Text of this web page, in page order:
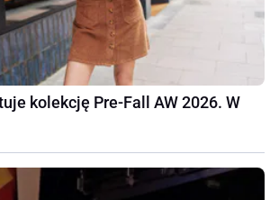
kolekcję Pre-Fall AW 2026. W